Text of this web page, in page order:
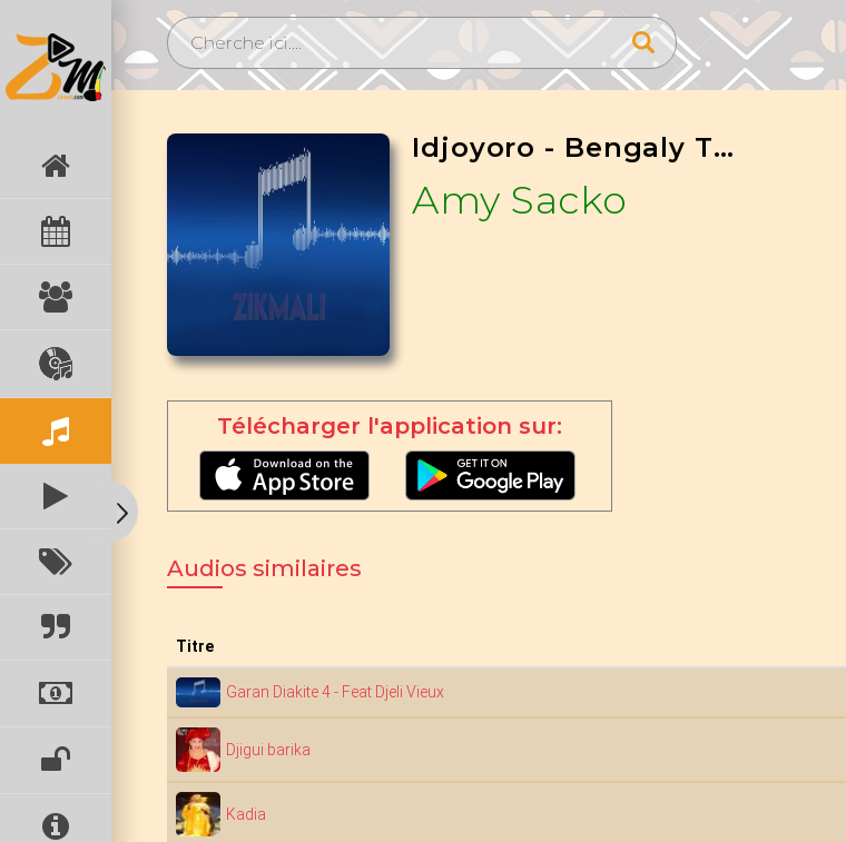
Idjoyoro - Bengaly Traoré
Amy Sacko
Télécharger l'application sur:
Audios similaires
Titre
Garan Diakite 4 - Feat Djeli Vieux
Djigui barika
Kadia